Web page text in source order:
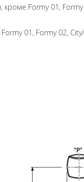
Formy 01,
01, Formy 02, City/